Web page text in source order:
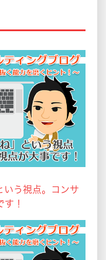
いう視点。コンサ
！